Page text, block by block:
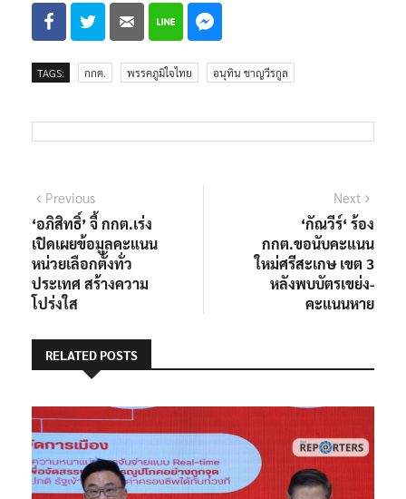
TAGS: กกต. พรรคภูมิใจไทย อนุทิน ชาญวีรกูล
แนะแนว
เรื่อง
PreviousPrevious
post:
‘อภิสิทธิ์’ จี้ กกต.เร่ง
เปิดเผยข้อมูลคะแนน
หน่วยเลือกตั้งทั่ว
ประเทศ สร้างความ
โปร่งใส
Next
‘กัณวีร์‘ ร้อง
กกต.ขอนับคะแนน
ใหม่ศรีสะเกษ เขต 3
หลังพบบัตรเขย่ง-
คะแนนหาย
RELATED POSTS